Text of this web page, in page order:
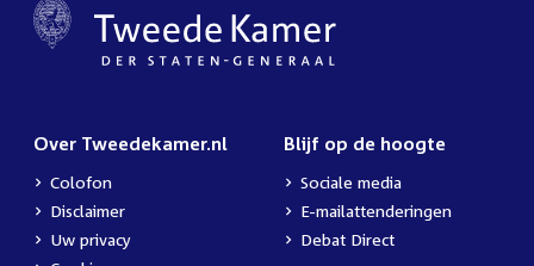
Over Tweedekamer.nl
Colofon
Disclaimer
Uw privacy
Blijf op de hoogte
Sociale media
E-mailattenderingen
Debat Direct